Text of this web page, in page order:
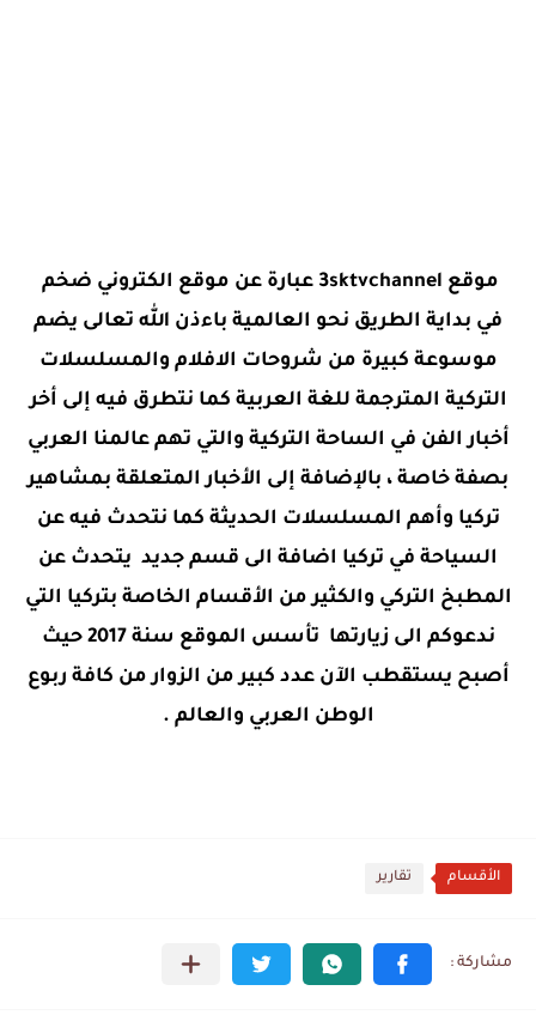
موقع 3sktvchannel عبارة عن موقع الكتروني ضخم
في بداية الطريق نحو العالمية باءذن الله تعالى يضم
موسوعة كبيرة من شروحات الافلام والمسلسلات
التركية المترجمة للغة العربية كما نتطرق فيه إلى أخر
أخبار الفن في الساحة التركية والتي تهم عالمنا العربي
بصفة خاصة ، بالإضافة إلى الأخبار المتعلقة بمشاهير
تركيا وأهم المسلسلات الحديثة كما نتحدث فيه عن
السياحة في تركيا اضافة الى قسم جديد يتحدث عن
المطبخ التركي والكثير من الأقسام الخاصة بتركيا التي
ندعوكم الى زيارتها تأسس الموقع سنة 2017 حيث
أصبح يستقطب الآن عدد كبير من الزوار من كافة ربوع
الوطن العربي والعالم .
الأقسام تقارير